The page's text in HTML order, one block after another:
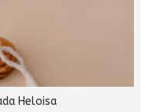
Heloisa